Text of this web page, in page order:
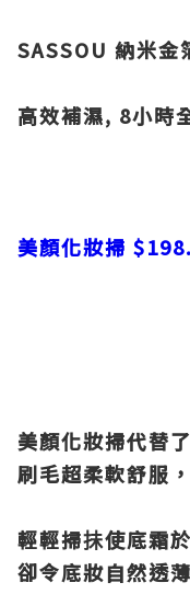
SASSOU 納米金
高效補濕, 8小時
美顏化妝掃
美顏化妝掃代替
刷毛超柔軟舒服，
輕輕掃抺使底霜
卻令底妝自然透薄